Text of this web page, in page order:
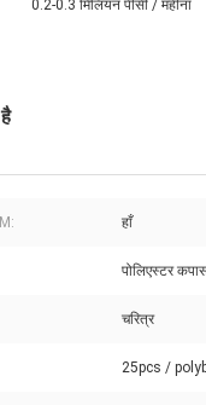
0.2-0.3 मिलियन पीसी / महीना
हाँ
पोलिएस्टर
चरित्र
25pcs /